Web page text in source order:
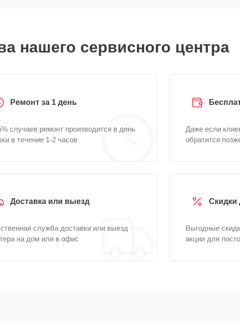
нашего сервисного центра
Ремонт за 1 день
случаев ремонт производится в день
в течение 1-2 часов
Даже если
обратится
Доставка или выезд
служба доставки или выезд
на дом или в офис
Скидки
Выгодные
акции для